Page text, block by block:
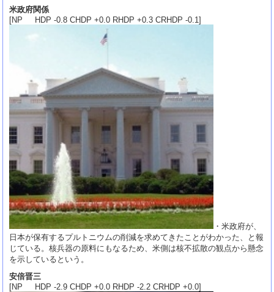
米政府関係
[NP HDP -0.8 CHDP +0.0 RHDP +0.3 CRHDP -0.1]
・米政府が、
日本が保有するプルトニウムの削減を求めてきたことがわかった、と報
じている。核兵器の原料にもなるため、米側は核不拡散の観点から懸念
を示しているという。
安倍晋三
[NP HDP -2.9 CHDP +0.0 RHDP -2.2 CRHDP +0.0]